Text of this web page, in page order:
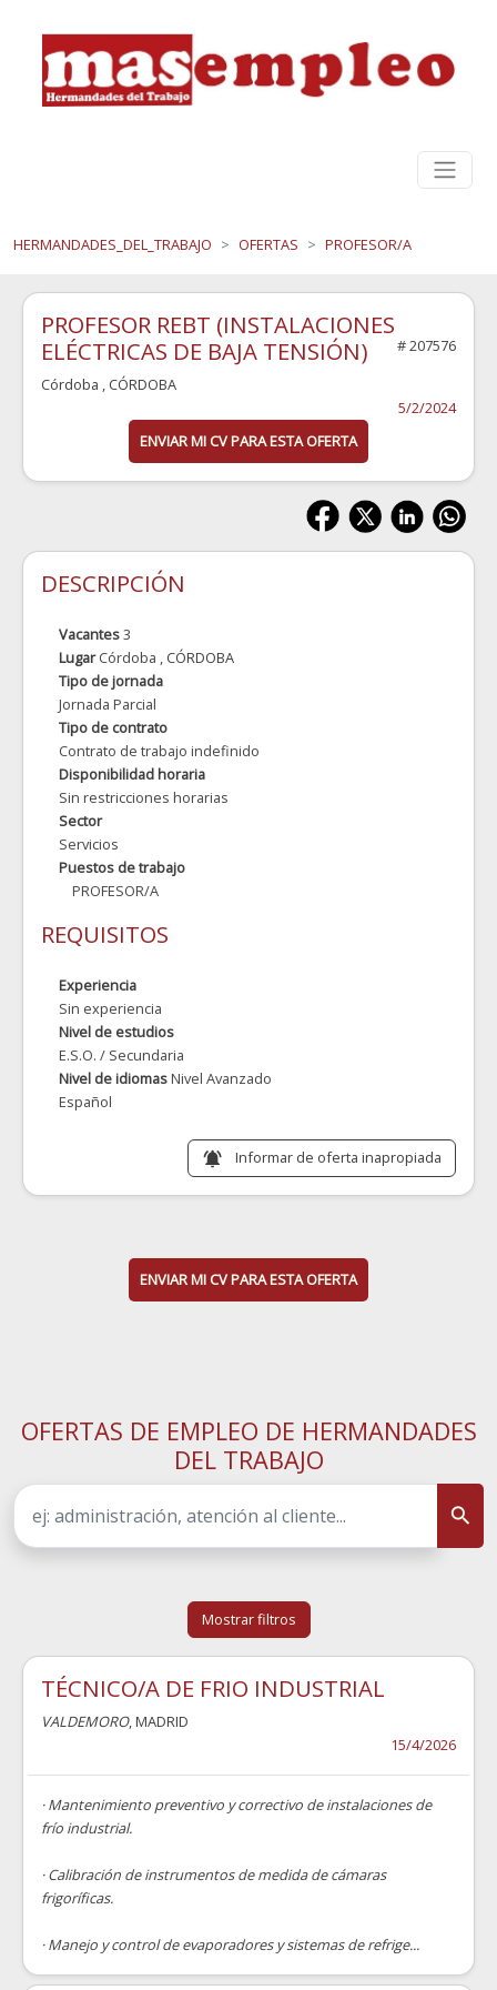
HERMANDADES_DEL_TRABAJO OFERTAS PROFESOR/A
PROFESOR REBT (INSTALACIONES
ELÉCTRICAS DE BAJA TENSIÓN)
# 207576
Córdoba , CÓRDOBA
5/2/2024
ENVIAR MI CV PARA ESTA OFERTA
DESCRIPCIÓN
Vacantes3
Lugar Córdoba , CÓRDOBA
Tipo de jornada
Jornada Parcial
Tipo de contrato
Contrato de trabajo indefinido
Disponibilidad horaria
Sin restricciones horarias
Sector
Servicios
Puestos de trabajo
PROFESOR/A
REQUISITOS
Experiencia
Sin experiencia
Nivel de estudios
E.S.O. / Secundaria
Nivel de idiomasNivel Avanzado
Español
notifications_active Informar de oferta inapropiada
ENVIAR MI CV PARA ESTA OFERTA
OFERTAS DE EMPLEO DE HERMANDADES
DEL TRABAJO
Mostrar filtros
TÉCNICO/A DE FRIO INDUSTRIAL
VALDEMORO, MADRID
15/4/2026
· Mantenimiento preventivo y correctivo de instalaciones de
frío industrial.
· Calibración de instrumentos de medida de cámaras
frigoríficas.
· Manejo y control de evaporadores y sistemas de refrige...